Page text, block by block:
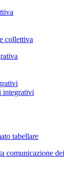
collettiva
integrativi
tabellare
comunicazione